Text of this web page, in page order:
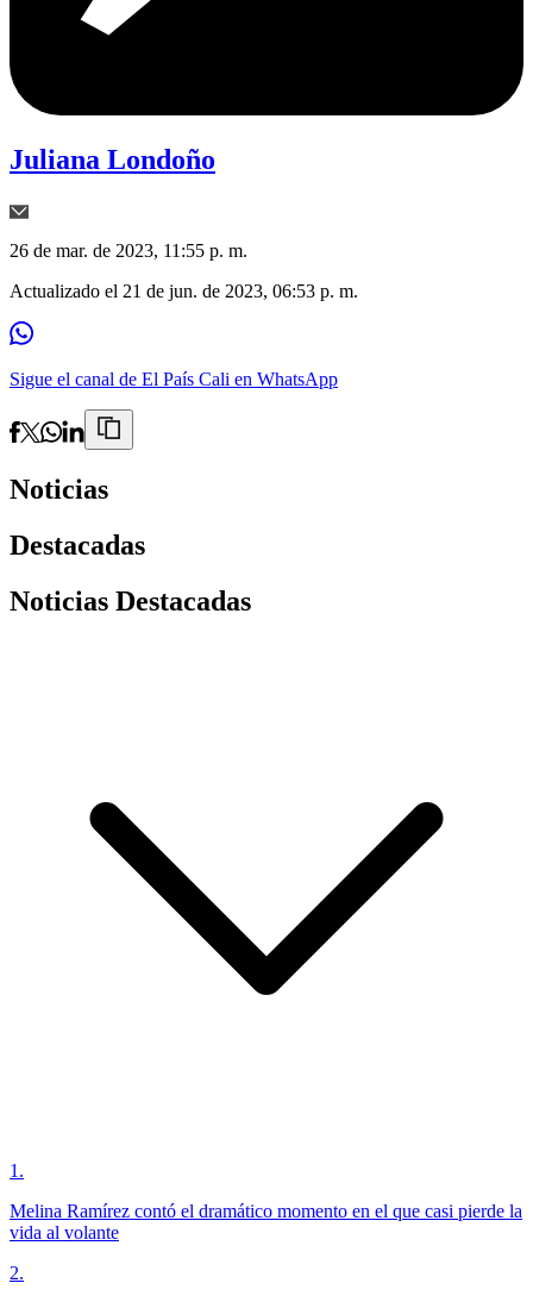
Juliana Londoño
26 de mar. de 2023, 11:55 p. m.
Actualizado el 21 de jun. de 2023, 06:53 p. m.
Sigue el canal de El País Cali en WhatsApp
Noticias
Destacadas
Noticias Destacadas
1 .
Melina Ramírez contó el dramático momento en el que casi pierde la
vida al volante
2.